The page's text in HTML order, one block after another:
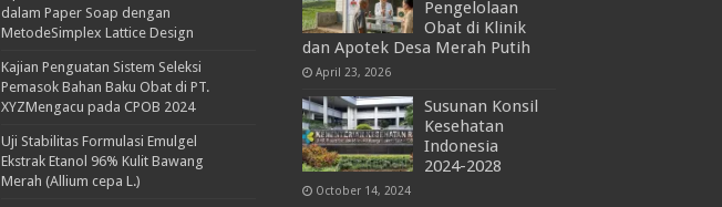
dalam Paper Soap dengan
MetodeSimplex Lattice Design
Kajian Penguatan Sistem Seleksi
Pemasok Bahan Baku Obat di PT.
XYZMengacu pada CPOB 2024
Uji Stabilitas Formulasi Emulgel
Ekstrak Etanol 96% Kulit Bawang
Merah (Allium cepa L.)
Pengelolaan
Obat di Klinik
dan Apotek Desa Merah Putih
April 23, 2026
Susunan Konsil
Kesehatan
Indonesia
2024-2028
October 14, 2024